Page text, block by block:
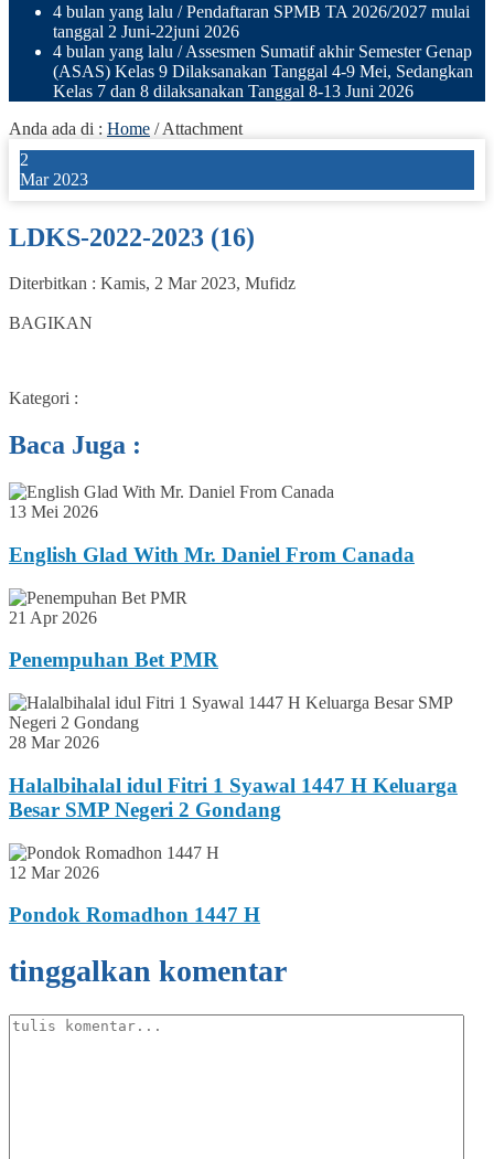
4 bulan yang lalu / Pendaftaran SPMB TA 2026/2027 mulai
tanggal 2 Juni-22juni 2026
4 bulan yang lalu / Assesmen Sumatif akhir Semester Genap
(ASAS) Kelas 9 Dilaksanakan Tanggal 4-9 Mei, Sedangkan
Kelas 7 dan 8 dilaksanakan Tanggal 8-13 Juni 2026
Anda ada di : Home / Attachment
2
Mar 2023
LDKS-2022-2023 (16)
Diterbitkan : Kamis, 2 Mar 2023, Mufidz
BAGIKAN
Kategori :
Baca Juga :
13 Mei 2026
English Glad With Mr. Daniel From Canada
21 Apr 2026
Penempuhan Bet PMR
28 Mar 2026
Halalbihalal idul Fitri 1 Syawal 1447 H Keluarga
Besar SMP Negeri 2 Gondang
12 Mar 2026
Pondok Romadhon 1447 H
tinggalkan komentar